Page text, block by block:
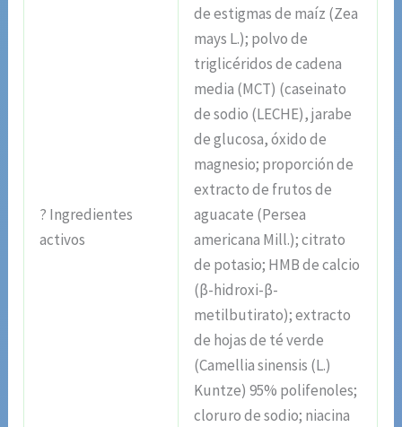
? Ingredientes
activos
de estigmas de maíz (Zea
mays L.); polvo de
triglicéridos de cadena
media (MCT) (caseinato
de sodio (LECHE), jarabe
de glucosa, óxido de
magnesio; proporción de
extracto de frutos de
aguacate (Persea
americana Mill.); citrato
de potasio; HMB de calcio
(β-hidroxi-β-
metilbutirato); extracto
de hojas de té verde
(Camellia sinensis (L.)
Kuntze) 95% polifenoles;
cloruro de sodio; niacina